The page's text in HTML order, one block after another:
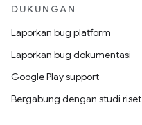
DUKUNGAN
Laporkan bug platform
Laporkan bug dokumentasi
Google Play support
Bergabung dengan studi riset